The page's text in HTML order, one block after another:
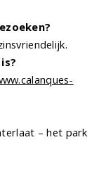
– het park